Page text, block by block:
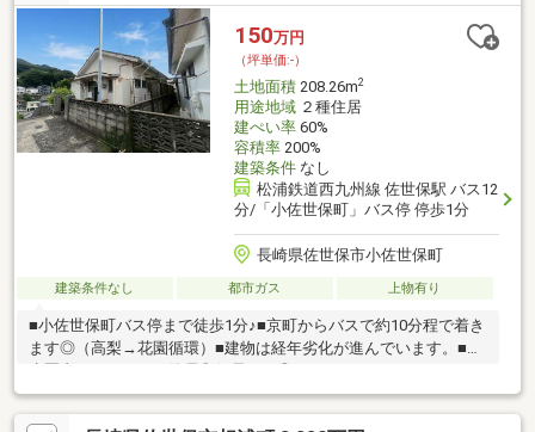
150万円
（坪単価:-）
土地面積208.26m2
用途地域２種住居
建ぺい率60%
容積率200%
建築条件なし
松浦鉄道西九州線 佐世保駅 バス12
分/「小佐世保町」バス停 停歩1分
長崎県佐世保市小佐世保町
建築条件なし 都市ガス 上物有り
■小佐世保町バス停まで徒歩1分♪■京町からバスで約10分程で着き
ます◎（高梨→花園循環）■建物は経年劣化が進んでいます。■徒